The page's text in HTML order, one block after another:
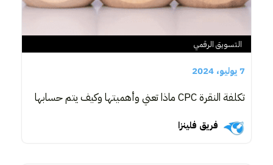
التسويق الرقمي
7 يوليو، 2024
تكلفة النقرة CPC ماذا تعني وأهميتها وكيف يتم حسابها
فريق فلينزا